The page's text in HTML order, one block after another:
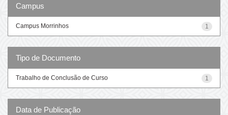
Campus
1
Campus Morrinhos
Tipo de Documento
1
Trabalho de Conclusão de Curso
Data de Publicação